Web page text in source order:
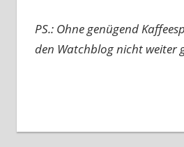
PS.: Ohne genügend
den Watchblog nicht weiter